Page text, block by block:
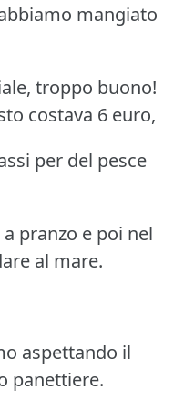
mangiato
troppo buono!
costava 6 euro,
per del pesce
pranzo e poi nel
al mare.
aspettando il
panettiere.